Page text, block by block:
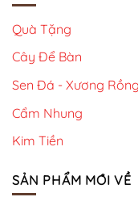
Quà Tặng
Cây Để Bàn
Sen Đá - Xương Rồng
Cẩm Nhung
Kim Tiền
SẢN PHẨM MỚI VỀ